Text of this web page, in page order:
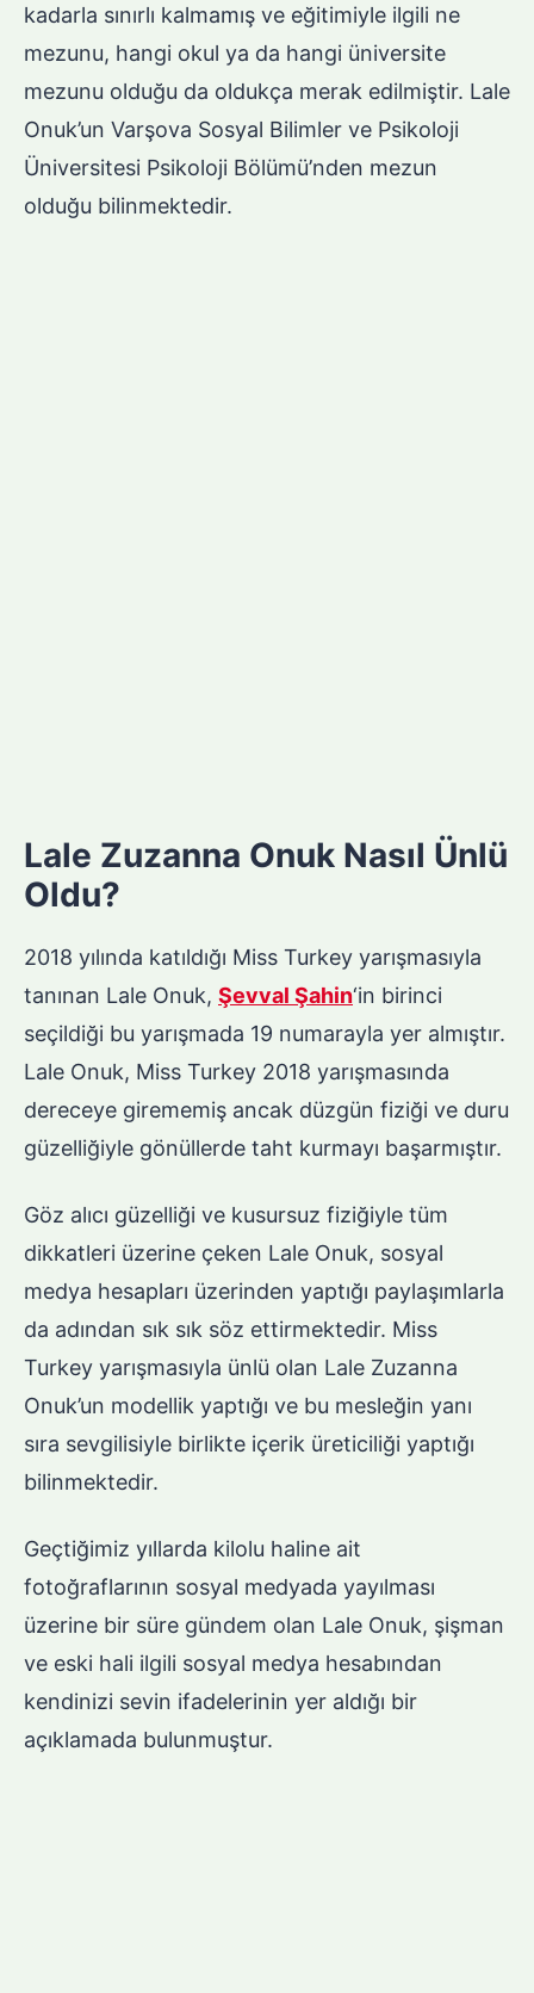
kadarla sınırlı kalmamış ve eğitimiyle ilgili ne
mezunu, hangi okul ya da hangi üniversite
mezunu olduğu da oldukça merak edilmiştir. Lale
Onuk’un Varşova Sosyal Bilimler ve Psikoloji
Üniversitesi Psikoloji Bölümü’nden mezun
olduğu bilinmektedir.
Lale Zuzanna Onuk Nasıl Ünlü
Oldu?
2018 yılında katıldığı Miss Turkey yarışmasıyla
tanınan Lale Onuk, Şevval Şahin‘in birinci
seçildiği bu yarışmada 19 numarayla yer almıştır.
Lale Onuk, Miss Turkey 2018 yarışmasında
dereceye girememiş ancak düzgün fiziği ve duru
güzelliğiyle gönüllerde taht kurmayı başarmıştır.
Göz alıcı güzelliği ve kusursuz fiziğiyle tüm
dikkatleri üzerine çeken Lale Onuk, sosyal
medya hesapları üzerinden yaptığı paylaşımlarla
da adından sık sık söz ettirmektedir. Miss
Turkey yarışmasıyla ünlü olan Lale Zuzanna
Onuk’un modellik yaptığı ve bu mesleğin yanı
sıra sevgilisiyle birlikte içerik üreticiliği yaptığı
bilinmektedir.
Geçtiğimiz yıllarda kilolu haline ait
fotoğraflarının sosyal medyada yayılması
üzerine bir süre gündem olan Lale Onuk, şişman
ve eski hali ilgili sosyal medya hesabından
kendinizi sevin ifadelerinin yer aldığı bir
açıklamada bulunmuştur.